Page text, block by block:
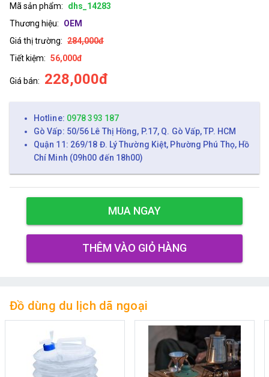
Mã sản phẩm:
dhs_14283
Thương hiệu:
OEM
Giá thị trường: 284,000đ
Tiết kiệm: 56,000đ
Giá bán: 228,000đ
Hotline: 0978 393 187
Gò Vấp: 50/56 Lê Thị Hồng, P.17, Q. Gò Vấp, TP. HCM
Quận 11: 269/18 Đ. Lý Thường Kiệt, Phường Phú Thọ, Hồ
Chí Minh (09h00 đến 18h00)
MUA NGAY
THÊM VÀO GIỎ HÀNG
Đồ dùng du lịch dã ngoại